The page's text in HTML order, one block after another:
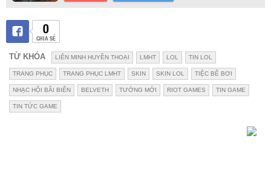
0
CHIA SẺ
TỪ KHÓA LIÊN MINH HUYỀN THOẠI LMHT LOL TIN LOL
TRANG PHỤC TRANG PHỤC LMHT SKIN SKIN LOL TIỆC BỂ BƠI
NHẠC HỘI BÃI BIỂN BELVETH TƯỚNG MỚI RIOT GAMES TIN GAME
TIN TỨC GAME